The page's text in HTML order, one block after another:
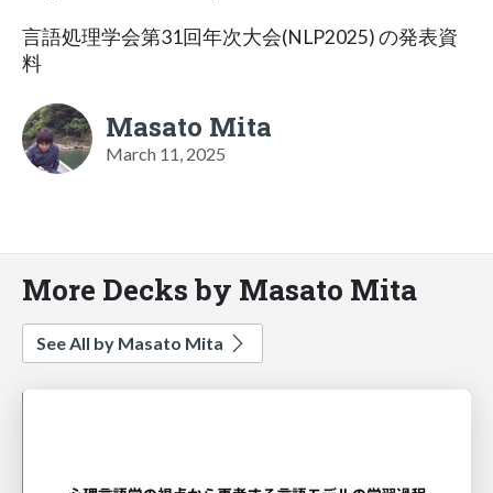
言語処理学会第31回年次大会(NLP2025) の発表資
料
Masato Mita
March 11, 2025
More Decks by Masato Mita
See All by Masato Mita